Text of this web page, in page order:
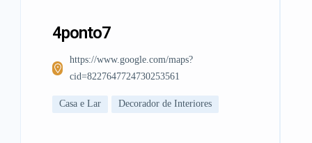
4ponto7
https://www.google.com/maps?
cid=8227647724730253561
Casa e Lar Decorador de Interiores